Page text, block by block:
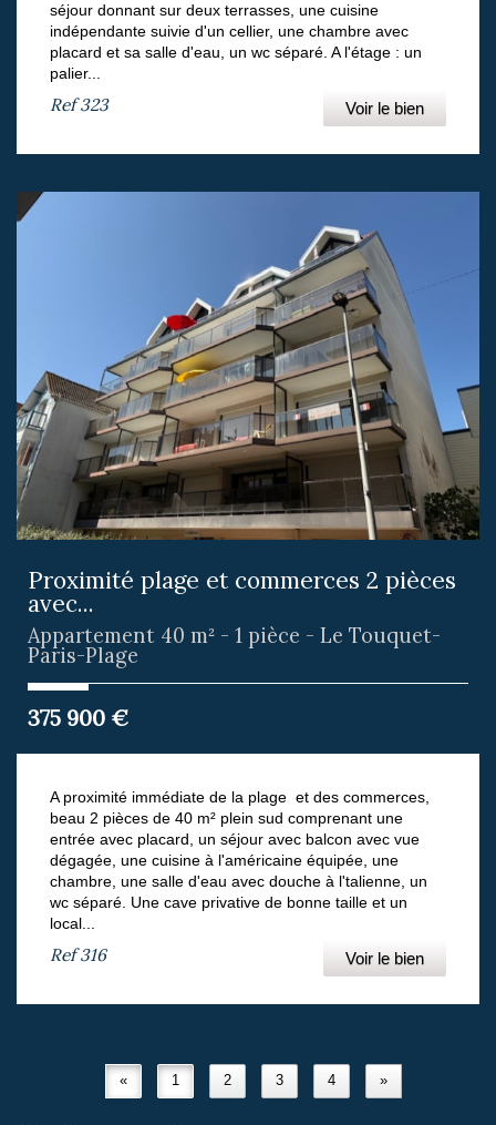
séjour donnant sur deux terrasses, une cuisine
indépendante suivie d'un cellier, une chambre avec
placard et sa salle d'eau, un wc séparé. A l'étage : un
palier...
Ref323 Voir le bien
Proximité plage et commerces 2 pièces
avec...
Appartement 40 m² - 1 pièce - Le Touquet-
Paris-Plage
375 900 €
A proximité immédiate de la plage et des commerces,
beau 2 pièces de 40 m² plein sud comprenant une
entrée avec placard, un séjour avec balcon avec vue
dégagée, une cuisine à l'américaine équipée, une
chambre, une salle d'eau avec douche à l'talienne, un
wc séparé. Une cave privative de bonne taille et un
local...
Ref316 Voir le bien
« 1 2 3 4 »